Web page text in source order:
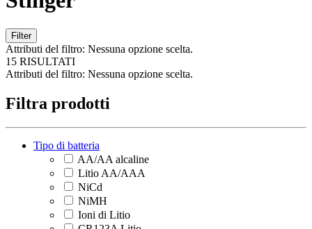
Filter
Attributi del filtro: Nessuna opzione scelta.
15 RISULTATI
Attributi del filtro: Nessuna opzione scelta.
Filtra prodotti
Tipo di batteria
AA/AA alcaline
Litio AA/AAA
NiCd
NiMH
Ioni di Litio